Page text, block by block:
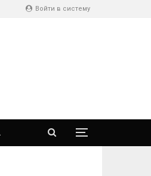
Войти в систему